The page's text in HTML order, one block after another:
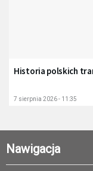
Historia polskich
7 sierpnia 2026 - 11:35
Nawigacja